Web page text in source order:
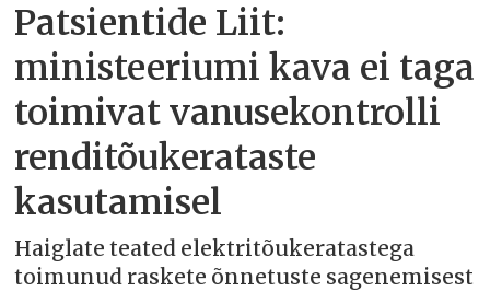
Patsientide Liit:
ministeeriumi kava ei taga
toimivat vanusekontrolli
renditõukerataste
kasutamisel
Haiglate teated elektritõukeratastega
toimunud raskete õnnetuste sagenemisest